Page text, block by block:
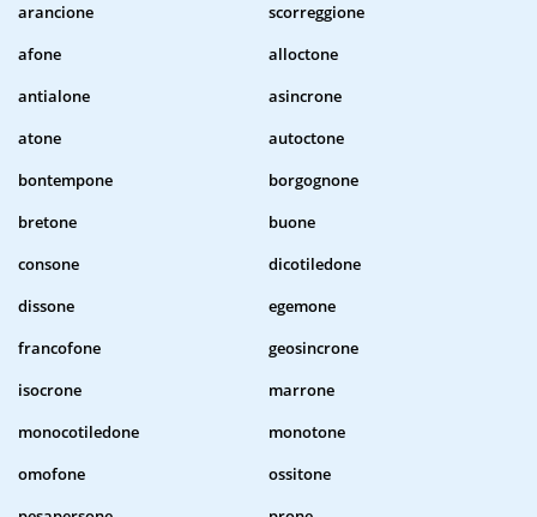
arancione
scorreggione
afone
alloctone
antialone
asincrone
atone
autoctone
bontempone
borgognone
bretone
buone
consone
dicotiledone
dissone
egemone
francofone
geosincrone
isocrone
marrone
monocotiledone
monotone
omofone
ossitone